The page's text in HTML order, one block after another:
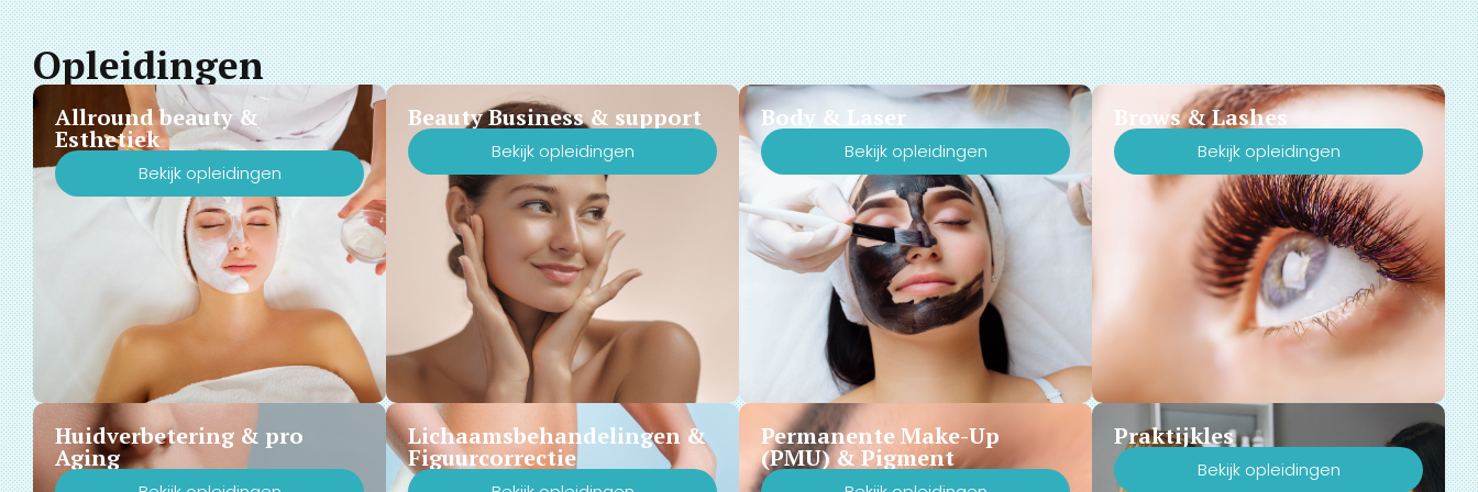
Opleidingen
Allround beauty &
Esthetiek
Bekijk opleidingen
Beauty Business & support
Bekijk opleidingen
Body & Laser
Bekijk opleidingen
Brows & Lashes
Bekijk opleidingen
Huidverbetering & pro
Aging
Lichaamsbehandelingen &
Figuurcorrectie
Permanente Make-Up
(PMU) & Pigment
Praktijkles
Bekijk opleidingen